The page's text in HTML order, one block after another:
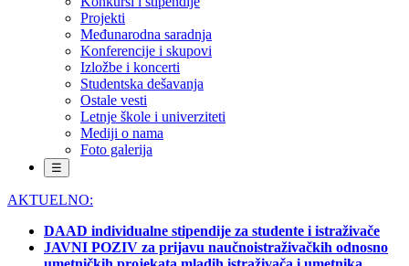
Projekti
Međunarodna saradnja
Konferencije i skupovi
Izložbe i koncerti
Studentska dešavanja
Ostale vesti
Letnje škole i univerziteti
Mediji o nama
Foto galerija
☰
AKTUELNO:
DAAD individualne stipendije za studente i istraživače
JAVNI POZIV za prijavu naučnoistraživačkih odnosno